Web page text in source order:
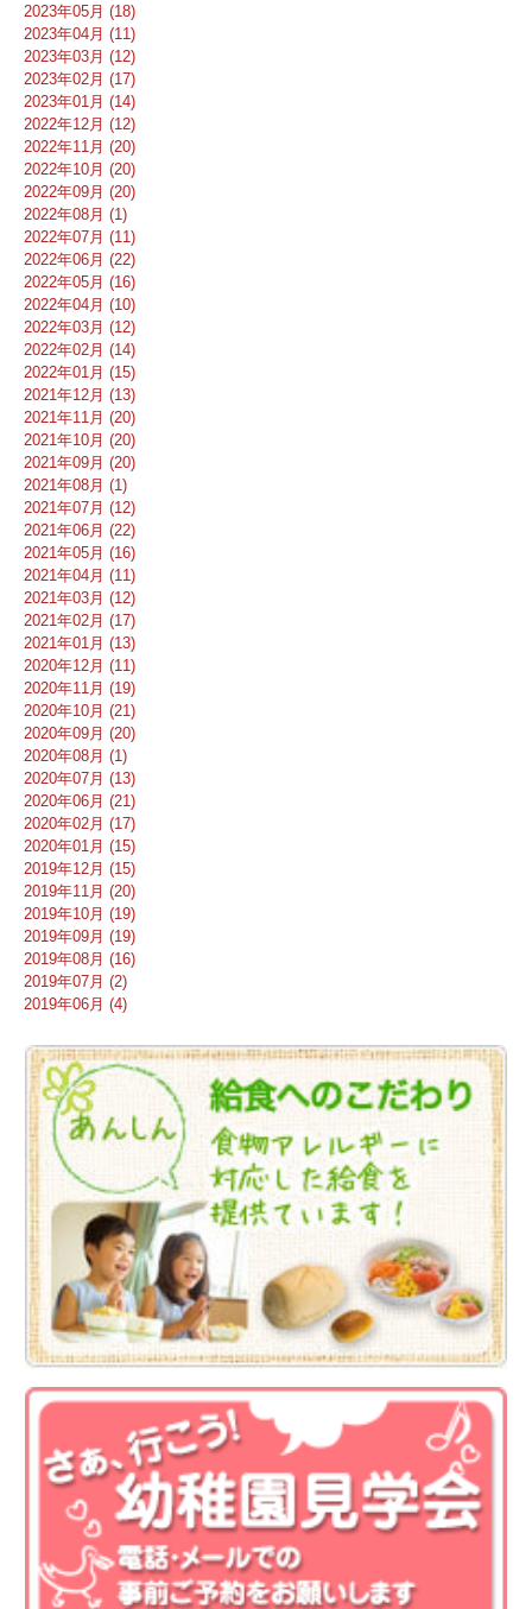
2023年05月 (18)
2023年04月 (11)
2023年03月 (12)
2023年02月 (17)
2023年01月 (14)
2022年12月 (12)
2022年11月 (20)
2022年10月 (20)
2022年09月 (20)
2022年08月 (1)
2022年07月 (11)
2022年06月 (22)
2022年05月 (16)
2022年04月 (10)
2022年03月 (12)
2022年02月 (14)
2022年01月 (15)
2021年12月 (13)
2021年11月 (20)
2021年10月 (20)
2021年09月 (20)
2021年08月 (1)
2021年07月 (12)
2021年06月 (22)
2021年05月 (16)
2021年04月 (11)
2021年03月 (12)
2021年02月 (17)
2021年01月 (13)
2020年12月 (11)
2020年11月 (19)
2020年10月 (21)
2020年09月 (20)
2020年08月 (1)
2020年07月 (13)
2020年06月 (21)
2020年02月 (17)
2020年01月 (15)
2019年12月 (15)
2019年11月 (20)
2019年10月 (19)
2019年09月 (19)
2019年08月 (16)
2019年07月 (2)
2019年06月 (4)